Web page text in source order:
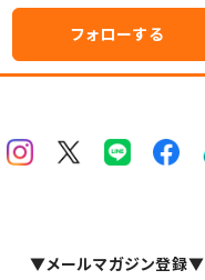
フォローする
▼メールマガジン登録▼